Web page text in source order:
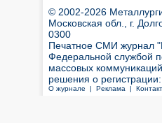
© 2002-2026
Московская обл., г.
0300
Печатное СМИ журнал
Федеральной службой
массовых
решения о регистрации:
О журнале | Реклама |